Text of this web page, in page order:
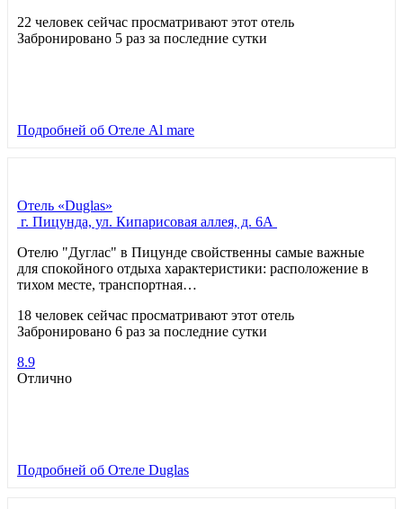
22 человек сейчас просматривают этот отель
Забронировано 5 раз за последние сутки
Подробней об Отеле Al mare
Отель «Duglas»
г. Пицунда, ул. Кипарисовая аллея, д. 6А
Отелю "Дуглас" в Пицунде свойственны самые важные
для спокойного отдыха характеристики: расположение в
тихом месте, транспортная…
18 человек сейчас просматривают этот отель
Забронировано 6 раз за последние сутки
8.9
Отлично
Подробней об Отеле Duglas